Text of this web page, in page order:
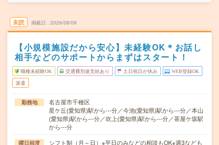
未読 掲載日 2026/08/09
【小規模施設だから安心】未経験OK＊お話し
相手などのサポートからまずはスタート！
職種未経験OK 交通費別途支給あり 土日祝日が休み WEB登録OK
派遣
勤務地
名古屋市千種区
星ケ丘(愛知県)駅から---分／今池(愛知県)駅から---分／本山
(愛知県)駅から---分／吹上(愛知県)駅から---分／茶屋ケ坂駅
から---分
曜日頻度
シフト制（月～日）※平日のみなどの相談もOK※週3なども